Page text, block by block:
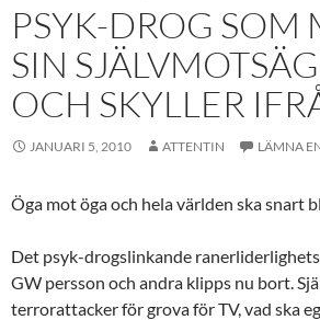
PSYK-DROG SOM
SIN
OCH SKYLLER
JANUARI 5, 2010 ATTENTIN LÄMNA
Öga mot öga och hela världen ska snart
Det psyk-drogslinkande
GW persson och andra klipps nu bort.
terrorattacker för grova för TV, vad ska